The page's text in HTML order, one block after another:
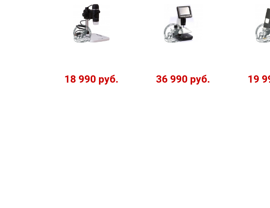
18 990 руб. 36 990 руб. 19